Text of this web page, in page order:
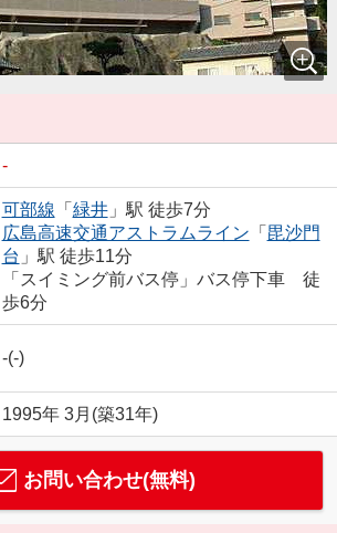
-
可部線 「 緑井」駅 徒歩7分
広島高速交通アストラムライン 「 毘沙門
台 」駅 徒歩11分
「スイミング前バス停」バス停下車 徒
歩6分
-(-)
1995年 3月(築31年)
お問い合わせ(無料)